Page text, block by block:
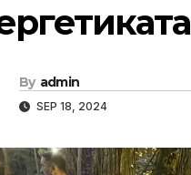
By admin
SEP 18, 2024